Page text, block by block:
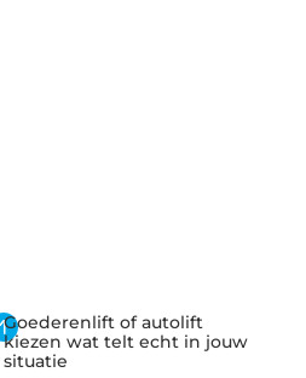
Goederenlift of autolift
kiezen wat telt echt in jouw
situatie